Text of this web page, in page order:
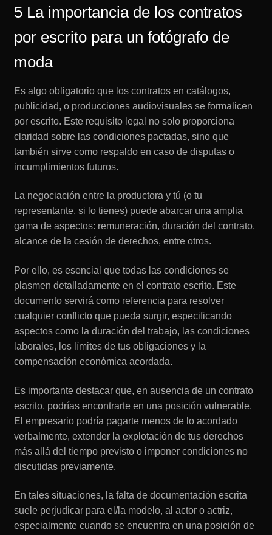
5 La importancia de los contratos
por escrito para un fotógrafo de
moda
Es algo obligatorio que los contratos en catálogos,
publicidad, o producciones audiovisuales se formalicen
por escrito. Este requisito legal no solo proporciona
claridad sobre las condiciones pactadas, sino que
también sirve como respaldo en caso de disputas o
incumplimientos futuros.
La negociación entre la productora y tú (o tu
representante, si lo tienes) puede abarcar una amplia
gama de aspectos: remuneración, duración del contrato,
alcance de la cesión de derechos, entre otros.
Por ello, es esencial que todas las condiciones se
plasmen detalladamente en el contrato escrito. Este
documento servirá como referencia para resolver
cualquier conflicto que pueda surgir, especificando
aspectos como la duración del trabajo, las condiciones
laborales, los límites de tus obligaciones y la
compensación económica acordada.
Es importante destacar que, en ausencia de un contrato
escrito, podrías encontrarte en una posición vulnerable.
El empresario podría pagarte menos de lo acordado
verbalmente, extender la explotación de tus derechos
más allá del tiempo previsto o imponer condiciones no
discutidas previamente.
En tales situaciones, la falta de documentación escrita
suele perjudicar para el/la modelo, al actor o actriz,
especialmente cuando se encuentra en una posición de